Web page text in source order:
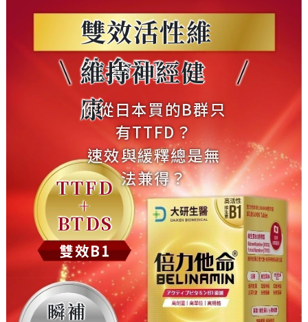
雙效活性維
他命B1
維持神經健
康
你從日本買的B群只
有TTFD？
速效與緩釋總是無
法兼得？
TTFD
+
BTDS
雙效B1
瞬補